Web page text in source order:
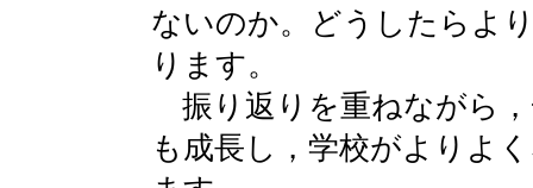
ないのか。どうしたらよ
ります。
振り返りを重ねながら
も成長し，学校がよりよ